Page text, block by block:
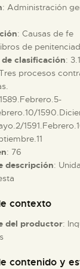
LA
: Administración
: Causas de fe
de
clasificación:
procesos
: 76
descripción:
contexto
del productor:
contenido y